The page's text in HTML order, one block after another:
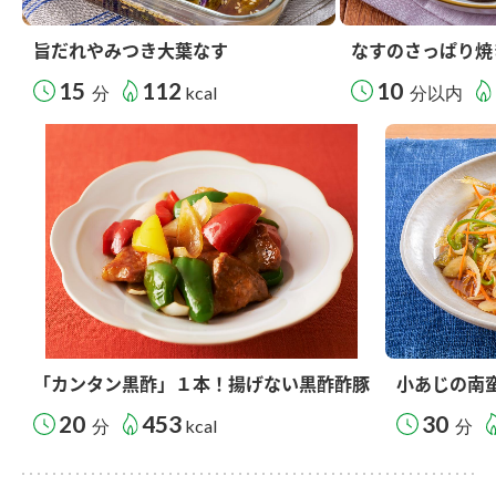
旨だれやみつき大葉なす
15 分 112 kcal
なすのさっぱり
10 分以内
「カンタン黒酢」１本！揚げない黒酢酢豚
20 分 453 kcal
小あじの南
30 分